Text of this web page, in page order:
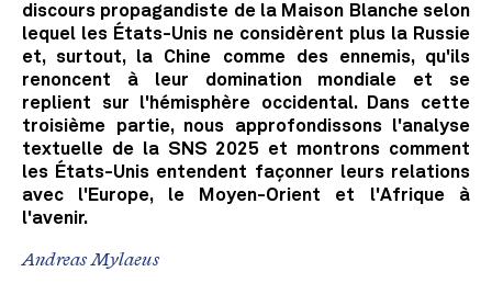
discours propagandiste de la Maison Blanche selon
lequel les États-Unis ne considèrent plus la Russie
et, surtout, la Chine comme des ennemis, qu'ils
renoncent à leur domination mondiale et se
replient sur l'hémisphère occidental. Dans cette
troisième partie, nous approfondissons l'analyse
textuelle de la SNS 2025 et montrons comment
les États-Unis entendent façonner leurs relations
avec l'Europe, le Moyen-Orient et l'Afrique à
l'avenir.
Andreas Mylaeus